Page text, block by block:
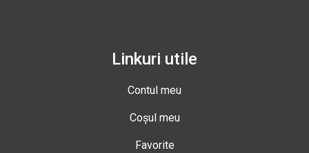
Linkuri utile
Contul meu
Coșul meu
Favorite